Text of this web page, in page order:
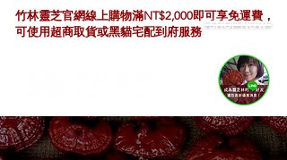
竹林靈芝官網線上購物滿NT$2,000即可享免運費，
可使用超商取貨或黑貓宅配到府服務 SHOP NOW